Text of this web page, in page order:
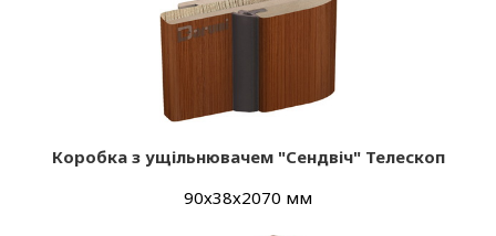
Коробка з ущільнювачем "Сендвіч" Телескоп
90х38х2070 мм